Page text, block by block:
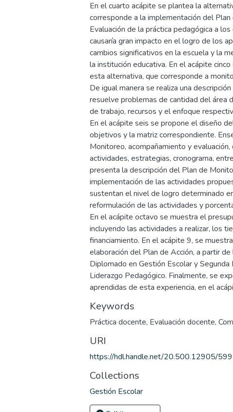
En el cuarto acápite se plantea la
corresponde a la implementación del
Evaluación de la práctica pedagógica a
causaría gran impacto en el logro de los
cambios significativos en la escuela y la
la institución educativa. En el acápite
esta alternativa, que corresponde a
De igual manera se realiza una
resuelve problemas de cantidad del área
de trabajo, recursos y el enfoque
En el acápite seis se propone el diseño
objetivos y la matriz correspondiente.
Monitoreo, acompañamiento y
actividades, estrategias, cronograma,
presenta la descripción del Plan de
implementación de las actividades
sustentan el nivel de logro determinado
reformulación de las actividades y
En el acápite octavo se muestra el
incluyendo las actividades a realizar, los
financiamiento. En el acápite 9, se
elaboración del Plan de Acción, a partir
Diplomado en Gestión Escolar y
Liderazgo Pedagógico. Finalmente, se
aprendidas de esta experiencia, en el
Keywords
Práctica docente, Evaluación docente,
URI
https://hdl.handle.net/20.500.12905/599
Collections
Gestión Escolar